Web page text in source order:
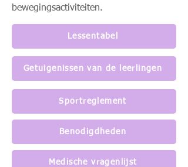
bewegingsactiviteiten.
Lessentabel
Getuigenissen van de leerlingen
Sportreglement
Benodigdheden
Medische vragenlijst